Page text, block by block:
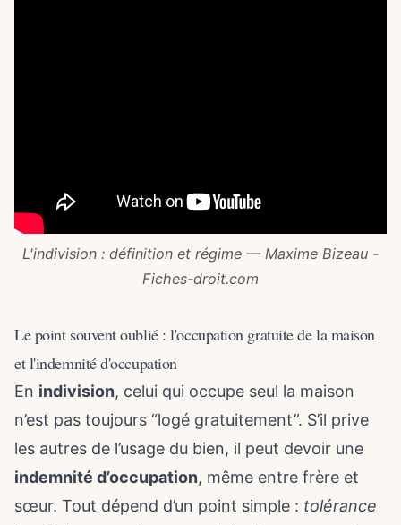
L'indivision : définition et régime — Maxime Bizeau -
Fiches-droit․com
Le point souvent oublié : l'occupation gratuite de la maison
et l'indemnité d'occupation
En indivision, celui qui occupe seul la maison
n’est pas toujours “logé gratuitement”. S’il prive
les autres de l’usage du bien, il peut devoir une
indemnité d’occupation, même entre frère et
sœur. Tout dépend d’un point simple : tolérance